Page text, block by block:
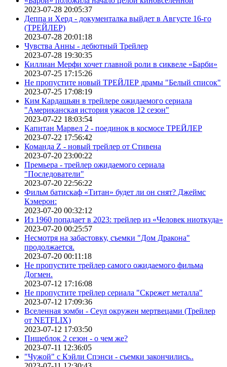
2023-07-28 20:05:37
Деппа и Херд - документалка выйдет в Августе 16-го
(ТРЕЙЛЕР)
2023-07-28 20:01:18
Чувства Анны - дебютный Трейлер
2023-07-28 19:30:35
Киллиан Мерфи хочет главной роли в сиквеле «Барби»
2023-07-25 17:15:26
Не пропустите новый ТРЕЙЛЕР драмы "Белый список"
2023-07-25 17:08:19
Ким Кардашьян в трейлере ожидаемого сериала
"Американская история ужасов 12 сезон"
2023-07-22 18:03:54
Капитан Марвел 2 - поединок в космосе ТРЕЙЛЕР
2023-07-22 17:56:42
Команда Z - новый трейлер от Стивена
2023-07-20 23:00:22
Премьера - трейлер ожидаемого сериала
"Последователи"
2023-07-20 22:56:22
Фильм батискаф «Титан» будет ли он снят? Джеймс
Кэмерон:
2023-07-20 00:32:12
Из 1960 попадает в 2023: трейлер из «Человек ниоткуда»
2023-07-20 00:25:57
Несмотря на забастовку, съемки "Дом Дракона"
продолжается.
2023-07-20 00:11:18
Не пропустите трейлер самого ожидаемого фильма
Догмен.
2023-07-12 17:16:08
Не пропустите трейлер сериала "Скрежет металла"
2023-07-12 17:09:36
Вселенная зомби - Сеул окружен мертвецами (Трейлер
от NETFLIX)
2023-07-12 17:03:50
Пищеблок 2 сезон - о чем же?
2023-07-11 12:36:05
"Чужой" с Кэйли Спэнси - съемки закончились..